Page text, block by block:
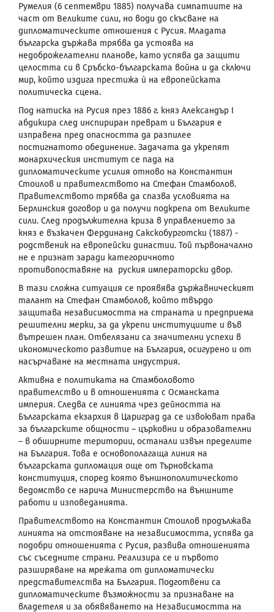
Румелия (6 септември 1885) получава симпатиите на
част от Великите сили, но води до скъсване на
дипломатическите отношения с Русия. Младата
българска държава трябва да устоява на
недоброжелателни планове, като успява да защити
целостта си в Сръбско-българската война и да сключи
мир, който издига престижа ѝ на европейската
политическа сцена.
Под натиска на Русия през 1886 г. княз Александър I
абдикира след инспириран преврат и България е
изправена пред опасността да разпилее
постигнатото обединение. Задачата да укрепят
монархическия институт се пада на
дипломатическите усилия отново на Константин
Стоилов и правителството на Стефан Стамболов.
Правителството трябва да спазва условията на
Берлинския договор и да получи подкрепа от Великите
сили. След продължителна криза в управлението за
княз е възкачен Фердинанд Сакскобурготски (1887) -
родственик на европейски династии. Той първоначално
не е признат заради категоричното
противопоставяне на руския императорски двор.
В тази сложна ситуация се проявява държавническият
талант на Стефан Стамболов, който твърдо
защитава независимостта на страната и предприема
решителни мерки, за да укрепи институциите и във
вътрешен план. Отбелязани са значителни успехи в
икономическото развитие на България, осигурено и от
насърчаване на местната индустрия.
Активна е политиката на Стамболовото
правителство и в отношенията с Османската
империя. Следва се линията чрез дейността на
Българската екзархия в Цариград да се извоюват права
за българските общности – църковни и образователни
– в обширните територии, останали извън пределите
на България. Това е основополагаща линия на
българската дипломация още от Търновската
конституция, според която външнополитическото
ведомство се нарича Министерство на външните
работи и изповеданията.
Правителството на Константин Стоилов продължава
линията на отстояване на независимостта, успява да
подобри отношенията с Русия, развива отношенията
със съседните страни. Реализира се и първото
разширяване на мрежата от дипломатически
представителства на България. Подготвени са
дипломатическите възможности за признаване на
владетеля и за обявяването на Независимостта на